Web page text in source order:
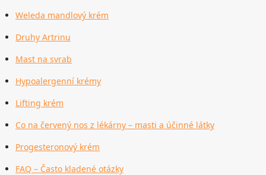
Weleda mandlový krém
Druhy Artrinu
Mast na svrab
Hypoalergenní krémy
Lifting krém
Co na červený nos z lékárny – masti a účinné látky
Progesteronový krém
FAQ – Často kladené otázky